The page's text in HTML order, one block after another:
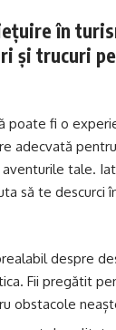
în
și trucuri
poate fi o
adecvată
tale.
să te descurci
despre
Fii pregătit
obstacole